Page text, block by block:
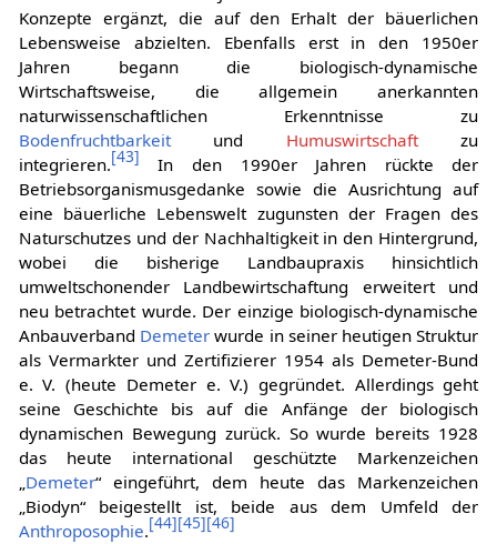
Konzepte ergänzt, die auf den Erhalt der bäuerlichen
Lebensweise abzielten. Ebenfalls erst in den 1950er
Jahren begann die biologisch-dynamische
Wirtschaftsweise, die allgemein anerkannten
naturwissenschaftlichen Erkenntnisse zu
Bodenfruchtbarkeitund Humuswirtschaftzu
integrieren.[43] In den 1990er Jahren rückte der
Betriebsorganismusgedanke sowie die Ausrichtung auf
eine bäuerliche Lebenswelt zugunsten der Fragen des
Naturschutzes und der Nachhaltigkeit in den Hintergrund,
wobei die bisherige Landbaupraxis hinsichtlich
umweltschonender Landbewirtschaftung erweitert und
neu betrachtet wurde. Der einzige biologisch-dynamische
Anbauverband Demeter wurde in seiner heutigen Struktur
als Vermarkter und Zertifizierer 1954 als Demeter-Bund
e. V. (heute Demeter e. V.) gegründet. Allerdings geht
seine Geschichte bis auf die Anfänge der biologisch
dynamischen Bewegung zurück. So wurde bereits 1928
das heute international geschützte Markenzeichen
„Demeter“ eingeführt, dem heute das Markenzeichen
„Biodyn“ beigestellt ist, beide aus dem Umfeld der
Anthroposophie.[44][45][46]